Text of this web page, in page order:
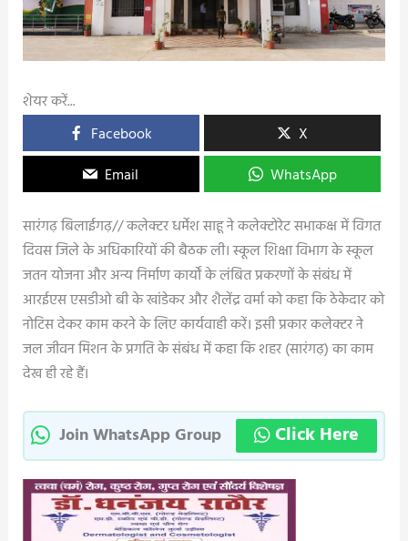
शेयर करें...
Facebook
X
Email
WhatsApp
सारंगढ़ बिलाईगढ़// कलेक्टर धर्मेश साहू ने कलेक्टोरेट सभाकक्ष में विगत
दिवस जिले के अधिकारियों की बैठक ली। स्कूल शिक्षा विभाग के स्कूल
जतन योजना और अन्य निर्माण कार्यों के लंबित प्रकरणों के संबंध में
आरईएस एसडीओ बी के खांडेकर और शैलेंद्र वर्मा को कहा कि ठेकेदार को
नोटिस देकर काम करने के लिए कार्यवाही करें। इसी प्रकार कलेक्टर ने
जल जीवन मिशन के प्रगति के संबंध में कहा कि शहर (सारंगढ़) का काम
देख ही रहे हैं।
Join WhatsApp Group Click Here